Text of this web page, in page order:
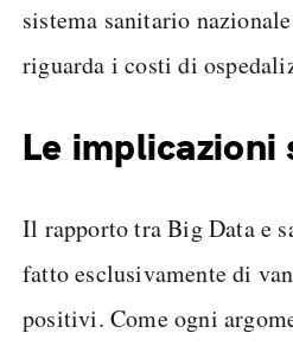
sistema sanitario
riguarda i costi di
Le
Il rapporto tra Big Data e
fatto esclusivamente di
positivi. Come ogni